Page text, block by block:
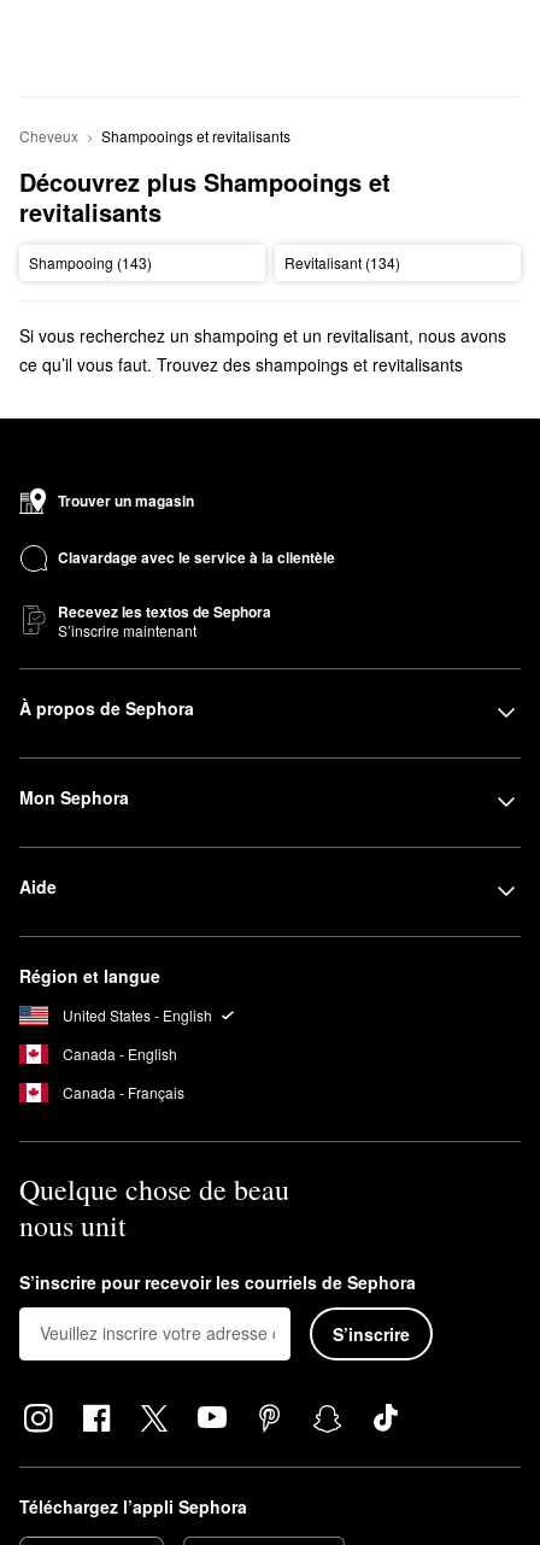
Cheveux Shampooings et revitalisants
Découvrez plus Shampooings et
revitalisants
Shampooing (143) Revitalisant (134)
Si vous recherchez un shampoing et un revitalisant, nous avons
ce qu’il vous faut. Trouvez des shampoings et revitalisants
cheveux proposés par des marques telles que Bumble and
manquent à votre rituel de soins pour les cheveux.
Trouver un magasin
Clavardage avec le service à la clientèle
Recevez les textos de Sephora
S’inscrire maintenant
À propos de Sephora
Mon Sephora
Aide
Région et langue
United States - English
Canada - English
Canada - Français
Quelque chose de beau
nous unit
S’inscrire pour recevoir les courriels de Sephora
S’inscrire
Téléchargez l’appli Sephora